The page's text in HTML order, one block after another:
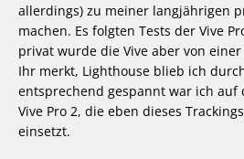
allerdings) zu meiner langjährigen
machen. Es folgten Tests der Vive
privat wurde die Vive aber von einer
Ihr merkt, Lighthouse blieb ich
entsprechend gespannt war ich auf
Vive Pro 2, die eben dieses
einsetzt.